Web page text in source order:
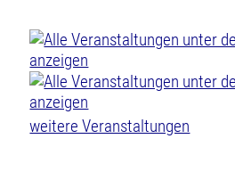
weitere Veranstaltungen